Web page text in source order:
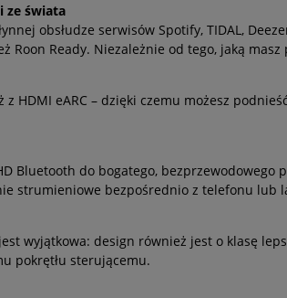
ze świata
obsłudze serwisów Spotify, TIDAL,
Roon Ready. Niezależnie od tego, jaką
z HDMI eARC – dzięki czemu możesz
Bluetooth do bogatego,
strumieniowe bezpośrednio z telefonu lub
wyjątkowa: design również jest o klasę
pokrętłu sterującemu.